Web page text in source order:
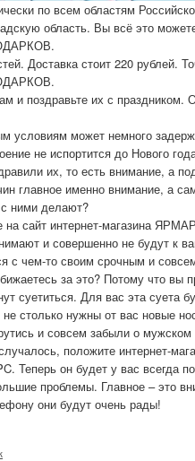
по всем областям
область. Вы всё это
Доставка стоит 220 рублей.
и поздравьте их с праздником.
условиям может немного
не испортится до Нового
их, то есть внимание, а
главное именно внимание, а
ними делают?
на сайт интернет-магазина
и совершенно не будут к
с чем-то своим срочным и
за это? Потому что вы
суетиться. Для вас эта суета
столько нужны от вас новые
и совсем забыли о мужском
положите интернет-
Теперь он будет у вас всегда
проблемы. Главное – это
они будут очень рады!